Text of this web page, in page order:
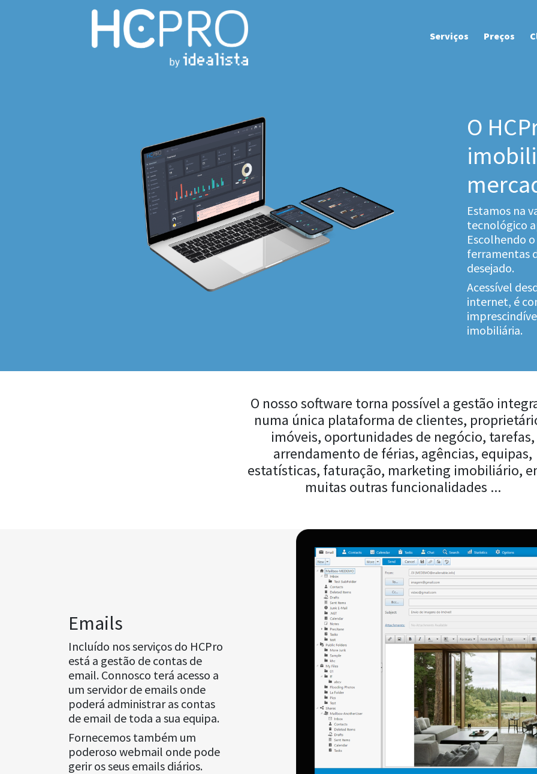
Serviços Preços
O
Estamos na
tecnológico
Escolhendo
ferramentas
desejado.
Acessível
internet, é
imobiliária.
O nosso software torna possível a gestão
numa única plataforma de clientes,
imóveis, oportunidades de negócio, tarefas,
arrendamento de férias, agências, equipas,
estatísticas, faturação, marketing imobiliário,
muitas outras funcionalidades ...
Emails
Incluído nos serviços do HCPro
está a gestão de contas de
email. Connosco terá acesso a
um servidor de emails onde
poderá administrar as contas
de email de toda a sua equipa.
Fornecemos também um
poderoso webmail onde pode
gerir os seus emails diários.